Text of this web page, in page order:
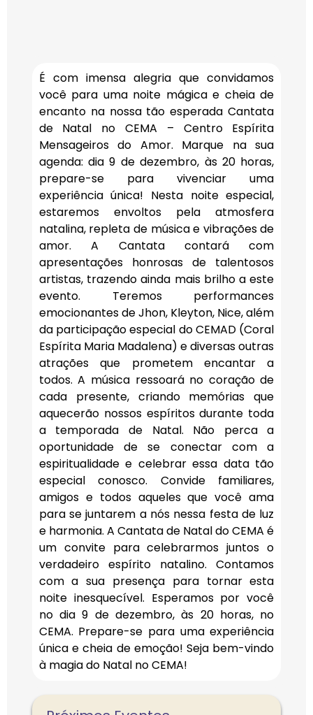
É com imensa alegria que convidamos
você para uma noite mágica e cheia de
encanto na nossa tão esperada Cantata
de Natal no CEMA – Centro Espírita
Mensageiros do Amor. Marque na sua
agenda: dia 9 de dezembro, às 20 horas,
prepare-se para vivenciar uma
experiência única! Nesta noite especial,
estaremos envoltos pela atmosfera
natalina, repleta de música e vibrações de
amor. A Cantata contará com
apresentações honrosas de talentosos
artistas, trazendo ainda mais brilho a este
evento. Teremos performances
emocionantes de Jhon, Kleyton, Nice, além
da participação especial do CEMAD (Coral
Espírita Maria Madalena) e diversas outras
atrações que prometem encantar a
todos. A música ressoará no coração de
cada presente, criando memórias que
aquecerão nossos espíritos durante toda
a temporada de Natal. Não perca a
oportunidade de se conectar com a
espiritualidade e celebrar essa data tão
especial conosco. Convide familiares,
amigos e todos aqueles que você ama
para se juntarem a nós nessa festa de luz
e harmonia. A Cantata de Natal do CEMA é
um convite para celebrarmos juntos o
verdadeiro espírito natalino. Contamos
com a sua presença para tornar esta
noite inesquecível. Esperamos por você
no dia 9 de dezembro, às 20 horas, no
CEMA. Prepare-se para uma experiência
única e cheia de emoção! Seja bem-vindo
à magia do Natal no CEMA!